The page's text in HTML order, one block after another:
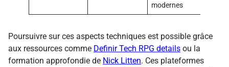
modernes
Poursuivre sur ces aspects techniques est possible grâce
aux ressources comme Definir Tech RPG details ou la
formation approfondie de Nick Litten. Ces plateformes